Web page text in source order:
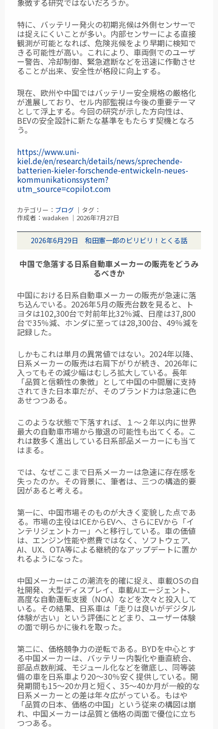
象徴する研究ではないだろうか。
特に、バッテリー発火の初期兆候は外側センサーで
は捉えにくいことが多い。内部センサーによる直接
観測が可能となれば、危険兆候をより早期に検知で
きる可能性が高い。これにより、車両側でのユーザ
ー警告、冷却制御、緊急遮断などを迅速に作動させ
ることが出来、安全性が格段に向上する。
現在、欧州や中国ではバッテリー安全規格の厳格化
が進展しており、セル内部監視は今後の重要テーマ
として浮上する。今回の研究が示した方向性は、
BEVの安全設計に新たな基準をもたらす契機となろ
う。
https://www.uni-
kiel.de/en/research/details/news/sprechende-
batterien-kieler-forschende-entwickeln-neues-
kommunikationssystem?
utm_source=copilot.com
カテゴリー： ブログ ｜タグ：
作成者：wadaken ｜2026年7月27日
2026年6月29日 和田憲一郎のビリビリ！とくる話
中国で急落する日系自動車メーカーの販売をどうみ
るべきか
中国における日系自動車メーカーの販売が急速に落
ち込んでいる。2026年5月の販売台数を見ると、ト
ヨタは102,300台で対前年比32％減、日産は37,800
台で35％減、ホンダに至っては28,300台、49％減を
記録した。
しかもこれは単月の異常値ではない。2024年以降、
日系メーカーの販売は右肩下がりが続き、2026年に
入ってもその減少幅はむしろ拡大している。長年
「品質と信頼性の象徴」として中国の中間層に支持
されてきた日本車だが、そのブランド力は急速に色
あせつつある。
このような状態で下落すれば、１～２年以内に世界
最大の自動車市場から撤退の可能性も出てくる。こ
れは数多く進出している日系部品メーカーにも当て
はまる。
では、なぜここまで日系メーカーは急速に存在感を
失ったのか。その背景に、筆者は、三つの構造的要
因があると考える。
第一に、中国市場そのものが大きく変貌した点であ
る。市場の主役はICEからEVへ、さらにEVから「イ
ンテリジェントカー」へと移行している。車の価値
は、エンジン性能や燃費ではなく、ソフトウェア、
AI、UX、OTA等による継続的なアップデートに置か
れるようになった。
中国メーカーはこの潮流を的確に捉え、車載OSの自
社開発、大型ディスプレイ、車載AIエージェント、
高度な自動運転支援（NOA）などを次々と投入して
いる。その結果、日系車は「走りは良いがデジタル
体験が古い」という評価にとどまり、ユーザー体験
の面で明らかに後れを取った。
第二に、価格競争力の逆転である。BYDを中心とす
る中国メーカーは、バッテリー内製化や垂直統合、
部品点数削減、モジュール化などを徹底し、同等装
備の車を日系車より20〜30％安く提供している。開
発期間も15〜20か月と短く、35〜40か月が一般的な
日系メーカーとの差は年々広がっている。もはや
「品質の日本、価格の中国」という従来の構図は崩
れ、中国メーカーは品質と価格の両面で優位に立ち
つつある。